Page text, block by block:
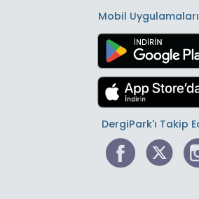
Mobil
DergiPark'ı Takip